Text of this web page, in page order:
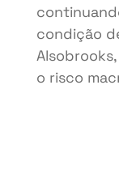
condição
o risco